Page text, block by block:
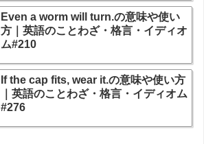
Even a worm will turn.の意味や使い
方｜英語のことわざ・格言・イディオ
ム#210
If the cap fits, wear it.の意味や使い方
｜英語のことわざ・格言・イディオム
#276